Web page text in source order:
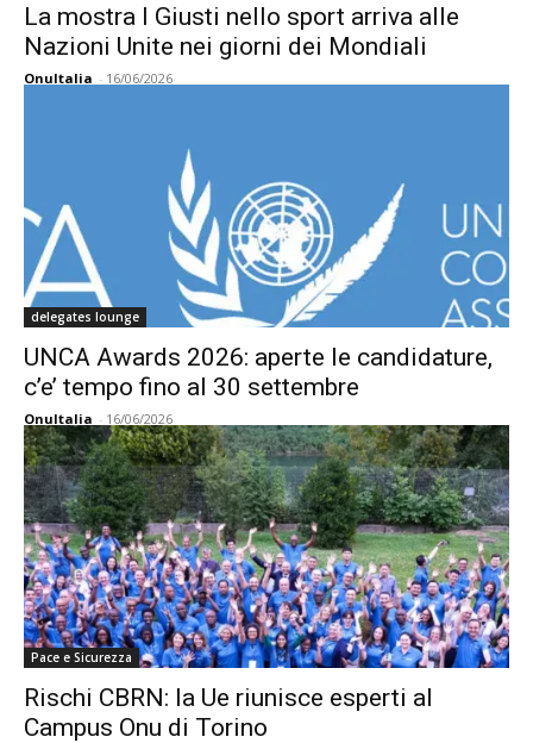
La mostra I Giusti nello sport arriva alle
Nazioni Unite nei giorni dei Mondiali
OnuItalia - 16/06/2026
delegates lounge
UNCA Awards 2026: aperte le candidature,
c’e’ tempo fino al 30 settembre
OnuItalia - 16/06/2026
Pace e Sicurezza
Rischi CBRN: la Ue riunisce esperti al
Campus Onu di Torino